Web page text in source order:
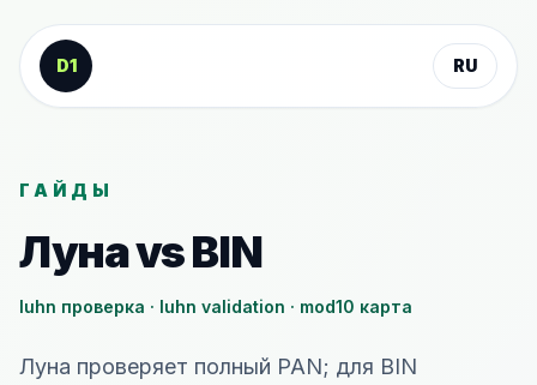
К содержанию
D1
RU
ГАЙДЫ
Луна vs BIN
luhn проверка · luhn validation · mod10 карта
Луна проверяет полный PAN; для BIN